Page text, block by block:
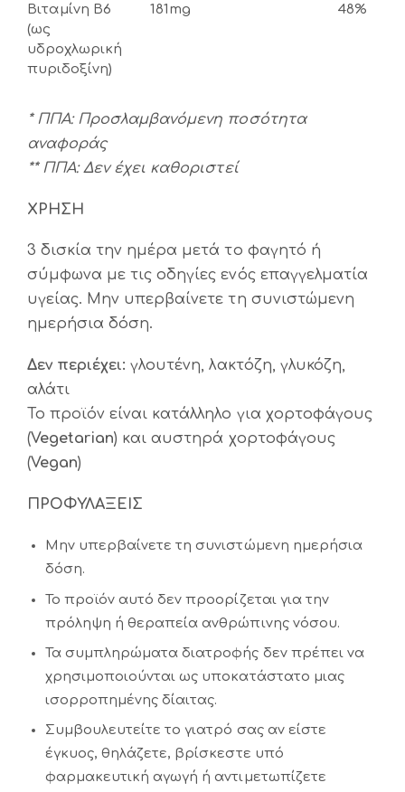
Βιταμίνη B6
(ως
υδροχλωρική
πυριδοξίνη)
181mg 48%
* ΠΠΑ: Προσλαμβανόμενη ποσότητα
αναφοράς
** ΠΠΑ: Δεν έχει καθοριστεί
ΧΡΗΣΗ
3 δισκία την ημέρα μετά το φαγητό ή
σύμφωνα με τις οδηγίες ενός επαγγελματία
υγείας. Μην υπερβαίνετε τη συνιστώμενη
ημερήσια δόση.
Δεν περιέχει: γλουτένη, λακτόζη, γλυκόζη,
αλάτι
Το προϊόν είναι κατάλληλο για χορτοφάγους
(Vegetarian) και αυστηρά χορτοφάγους
(Vegan)
ΠΡΟΦΥΛΑΞΕΙΣ
Μην υπερβαίνετε τη συνιστώμενη ημερήσια
δόση.
Το προϊόν αυτό δεν προορίζεται για την
πρόληψη ή θεραπεία ανθρώπινης νόσου.
Τα συμπληρώματα διατροφής δεν πρέπει να
χρησιμοποιούνται ως υποκατάστατο μιας
ισορροπημένης δίαιτας.
Συμβουλευτείτε το γιατρό σας αν είστε
έγκυος, θηλάζετε, βρίσκεστε υπό
φαρμακευτική αγωγή ή αντιμετωπίζετε